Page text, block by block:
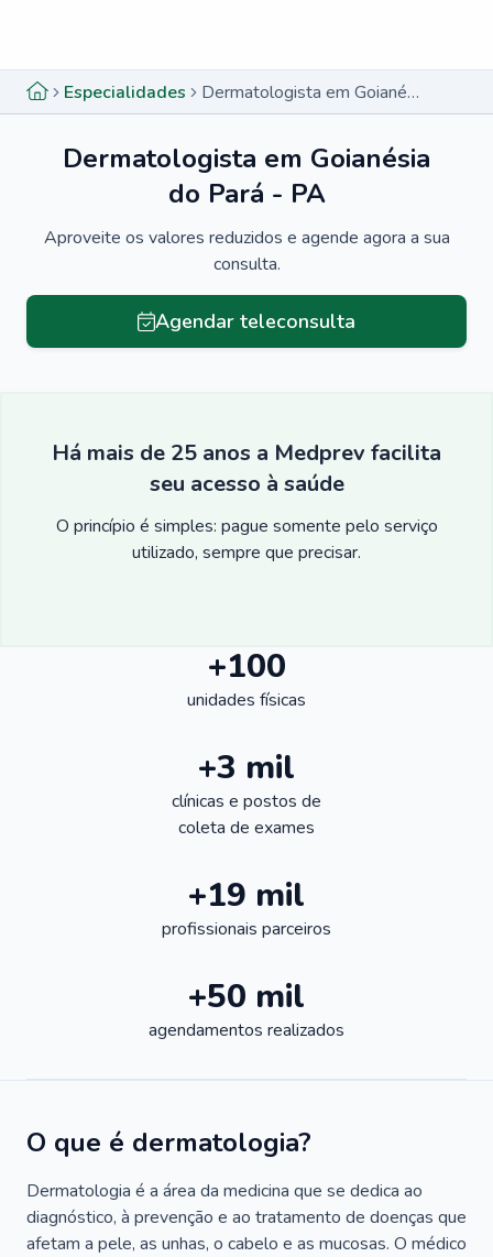
Especialidades Dermatologista em Goianésia do Pará - PA
Dermatologista em Goianésia
do Pará - PA
Aproveite os valores reduzidos e agende agora a sua
consulta.
Agendar teleconsulta
Há mais de 25 anos a Medprev facilita
seu acesso à saúde
O princípio é simples: pague somente pelo serviço
utilizado, sempre que precisar.
+100
unidades físicas
+3 mil
clínicas e postos de
coleta de exames
+19 mil
profissionais parceiros
+50 mil
agendamentos realizados
O que é dermatologia?
Dermatologia é a área da medicina que se dedica ao
diagnóstico, à prevenção e ao tratamento de doenças que
afetam a pele, as unhas, o cabelo e as mucosas. O médico